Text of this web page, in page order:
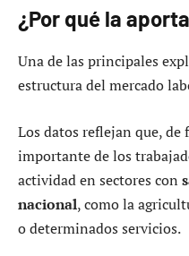
¿Por qué la
Una de las principales
estructura del mercado
Los datos reflejan que, de
importante de los
actividad en sectores con
nacional, como la
o determinados servicios.